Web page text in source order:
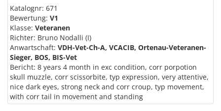
Katalognr: 671
Bewertung: V1
Klasse: Veteranen
Richter: Bruno Nodalli (I)
Anwartschaft: VDH-Vet-Ch-A, VCACIB, Ortenau-Veteranen-
Sieger, BOS, BIS-Vet
Bericht: 8 years 4 month in exc condition, corr porpotion
skull muzzle, corr scissorbite, typ expression, very attentive,
nice dark eyes, strong neck and corr croup, typ movement,
with corr tail in movement and standing